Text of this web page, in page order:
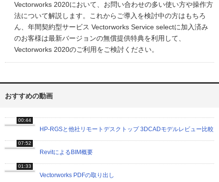
Vectorworks 2020において、お問い合わせの多い使い方や操作方
法について解説します。これからご導入を検討中の方はもちろ
ん、年間契約型サービス Vectorworks Service selectに加入済み
のお客様は最新バージョンの無償提供特典を利用して、
Vectorworks 2020のご利用をご検討ください。
おすすめの動画
00:44
HP-RGSと他社リモートデスクトップ 3DCADモデルレビュー比較
07:52
RevitによるBIM概要
01:33
Vectorworks PDFの取り出し